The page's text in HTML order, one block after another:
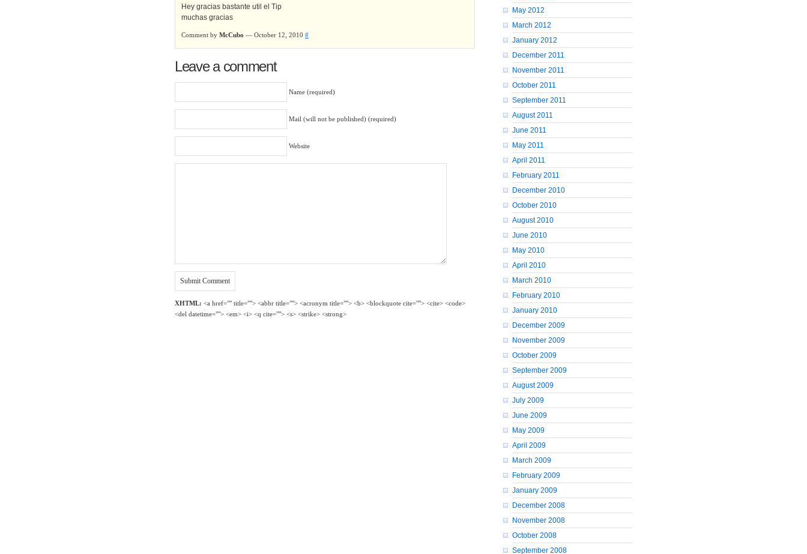
Hey gracias bastante util el Tip
muchas gracias
Comment by McCubo — October 12, 2010 #
Leave a comment
Name (required)
Mail (will not be published) (required)
Website
XHTML: <a href="" title=""> <abbr title=""> <acronym title=""> <b> <blockquote cite=""> <cite> <code>
<del datetime=""> <em> <i> <q cite=""> <s> <strike> <strong>
May 2012
March 2012
January 2012
December 2011
November 2011
October 2011
September 2011
August 2011
June 2011
May 2011
April 2011
February 2011
December 2010
October 2010
August 2010
June 2010
May 2010
April 2010
March 2010
February 2010
January 2010
December 2009
November 2009
October 2009
September 2009
August 2009
July 2009
June 2009
May 2009
April 2009
March 2009
February 2009
January 2009
December 2008
November 2008
October 2008
September 2008